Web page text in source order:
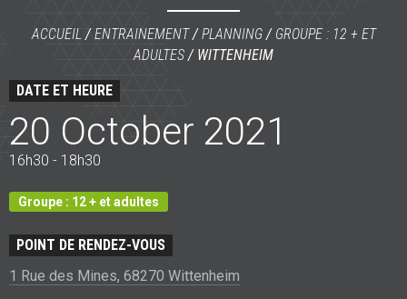
ACCUEIL /ENTRAINEMENT/PLANNING/ GROUPE : 12 + ET
ADULTES / WITTENHEIM
DATE ET HEURE
20 October 2021
16h30 - 18h30
Groupe : 12 + et adultes
POINT DE RENDEZ-VOUS
1 Rue des Mines, 68270 Wittenheim